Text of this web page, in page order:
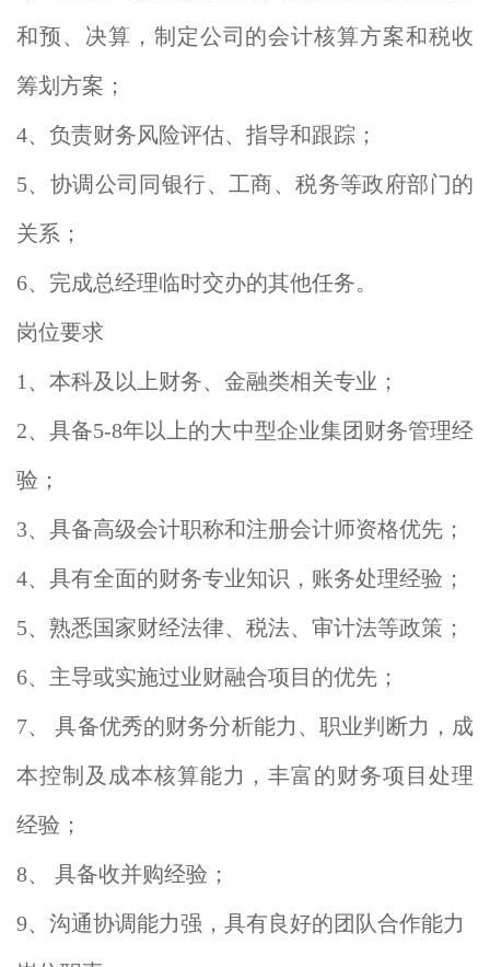
和预、决算，制定公司的会计核算方案和税收
筹划方案；
4、负责财务风险评估、指导和跟踪；
5、协调公司同银行、工商、税务等政府部门的
关系；
6、完成总经理临时交办的其他任务。
岗位要求
1、本科及以上财务、金融类相关专业；
2、具备5-8年以上的大中型企业集团财务管理经
验；
3、具备高级会计职称和注册会计师资格优先；
4、具有全面的财务专业知识，账务处理经验；
5、熟悉国家财经法律、税法、审计法等政策；
6、主导或实施过业财融合项目的优先；
7、 具备优秀的财务分析能力、职业判断力，成
本控制及成本核算能力，丰富的财务项目处理
经验；
8、 具备收并购经验；
9、沟通协调能力强，具有良好的团队合作能力